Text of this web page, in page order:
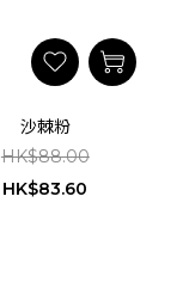
沙棘粉
HK$88.00
HK$83.60